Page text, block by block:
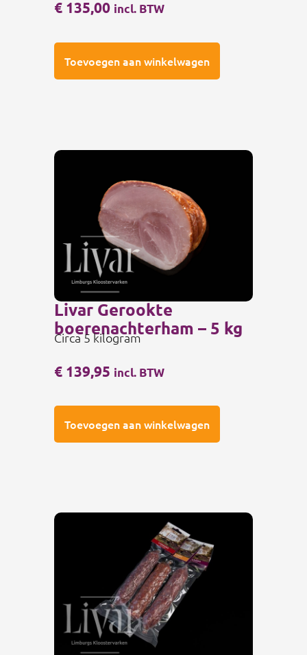
€135,00 incl. BTW
Toevoegen aan winkelwagen
€139,95 incl. BTW
Toevoegen aan winkelwagen
Livar Gerookte
boerenachterham – 5 kg
Circa 5 kilogram